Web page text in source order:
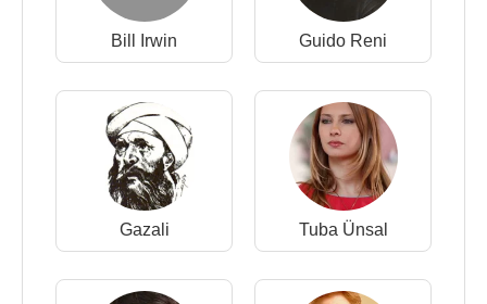
Bill Irwin Guido Reni
Gazali Tuba Ünsal